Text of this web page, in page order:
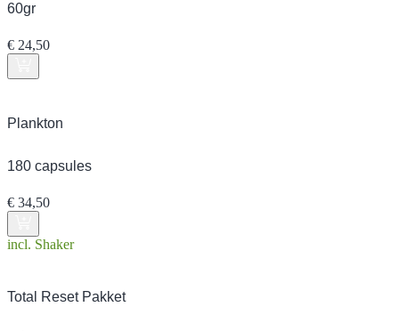
60gr
€ 24,50
Plankton
180 capsules
€ 34,50
incl. Shaker
Total Reset Pakket